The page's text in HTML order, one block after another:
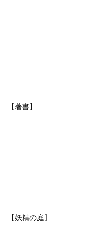
【著書】
【妖精の庭】